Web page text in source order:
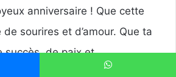
anniversaire ! Que cette
sourires et d’amour. Que ta
succès, de paix et
Continue à briller de ta belle